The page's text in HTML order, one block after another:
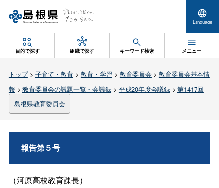
Language
目的で探す 組織で探す キーワード検索 メニュー
トップ> 子育て・教育> 教育・学習 > 教育委員会 > 教育委員会基本情
報 > 教育委員会の議題一覧・会議録> 平成20年度会議録> 第1417回
島根県教育委員会
報告第５号
（河原高校教育課長）